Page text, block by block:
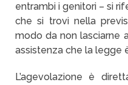
entrambi i genitori – si
che si trovi nella
modo da non lasciarne
assistenza che la legge
L’agevolazione è